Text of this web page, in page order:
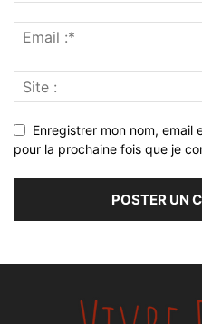
Enregistrer mon nom,
pour la prochaine fois que je